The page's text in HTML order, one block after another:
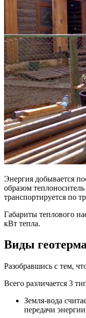
Энергия добывается
образом
транспортируется по
Габариты теплового
кВт тепла.
Виды
Разобравшись с тем,
Всего различается 3
Земля-вода
передачи